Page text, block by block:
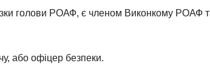
голови РОАФ, є членом Виконкому РОАФ
або офіцер безпеки.